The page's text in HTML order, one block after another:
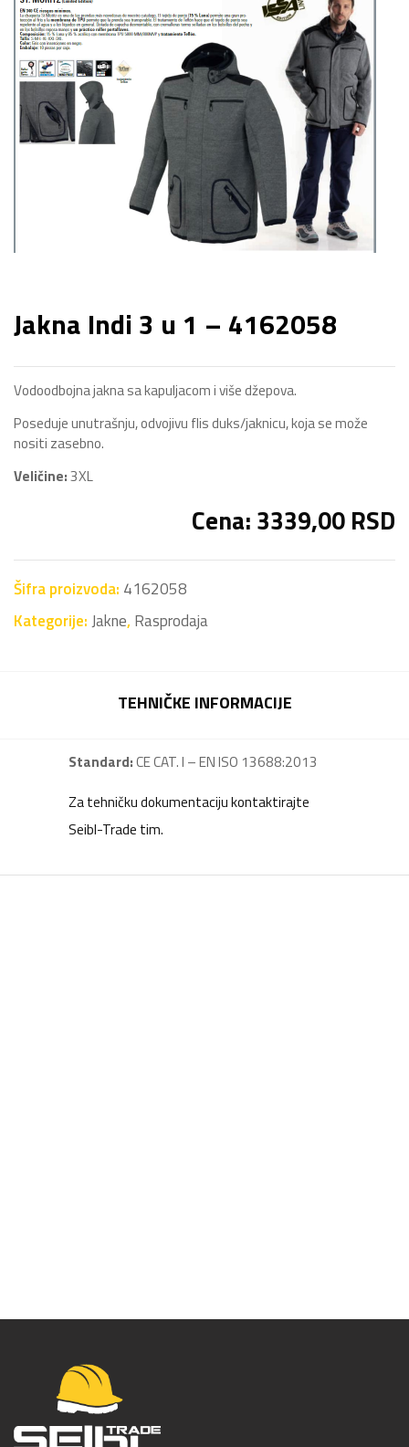
Jakna Indi 3 u 1 – 4162058
Vodoodbojna jakna sa kapuljacom i više džepova.
Poseduje unutrašnju, odvojivu flis duks/jaknicu, koja se može
nositi zasebno.
Veličine:3XL
Cena: 3339,00 RSD
Šifra proizvoda: 4162058
Kategorije:Jakne,Rasprodaja
TEHNIČKE INFORMACIJE
Standard:CE CAT. I – EN ISO 13688:2013
Za tehničku dokumentaciju kontaktirajte
Seibl-Trade tim.